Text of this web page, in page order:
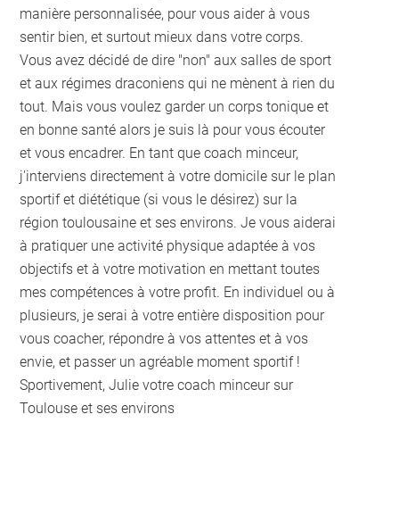
manière personnalisée, pour vous aider à vous
sentir bien, et surtout mieux dans votre corps.
Vous avez décidé de dire "non" aux salles de sport
et aux régimes draconiens qui ne mènent à rien du
tout. Mais vous voulez garder un corps tonique et
en bonne santé alors je suis là pour vous écouter
et vous encadrer. En tant que coach minceur,
j'interviens directement à votre domicile sur le plan
sportif et diététique (si vous le désirez) sur la
région toulousaine et ses environs. Je vous aiderai
à pratiquer une activité physique adaptée à vos
objectifs et à votre motivation en mettant toutes
mes compétences à votre profit. En individuel ou à
plusieurs, je serai à votre entière disposition pour
vous coacher, répondre à vos attentes et à vos
envie, et passer un agréable moment sportif !
Sportivement, Julie votre coach minceur sur
Toulouse et ses environs